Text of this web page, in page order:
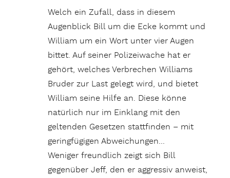
Welch ein Zufall, dass in diesem
Augenblick Bill um die Ecke kommt und
William um ein Wort unter vier Augen
bittet. Auf seiner Polizeiwache hat er
gehört, welches Verbrechen Williams
Bruder zur Last gelegt wird, und bietet
William seine Hilfe an. Diese könne
natürlich nur im Einklang mit den
geltenden Gesetzen stattfinden – mit
geringfügigen Abweichungen…
Weniger freundlich zeigt sich Bill
gegenüber Jeff, den er aggressiv anweist,